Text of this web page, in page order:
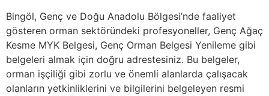
Bingöl, Genç ve Doğu Anadolu Bölgesi’nde faaliyet
gösteren orman sektöründeki profesyoneller, Genç Ağaç
Kesme MYK Belgesi, Genç Orman Belgesi Yenileme gibi
belgeleri almak için doğru adrestesiniz. Bu belgeler,
orman işçiliği gibi zorlu ve önemli alanlarda çalışacak
olanların yetkinliklerini ve bilgilerini belgeleyen resmi